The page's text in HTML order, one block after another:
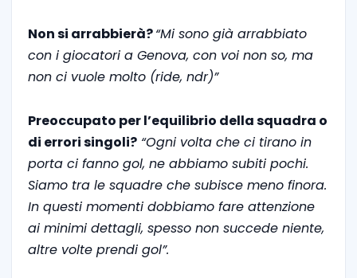
Non si arrabbierà?“Mi sono già arrabbiato
con i giocatori a Genova, con voi non so, ma
non ci vuole molto (ride, ndr)”
Preoccupato per l’equilibrio della squadra o
di errori singoli? “Ogni volta che ci tirano in
porta ci fanno gol, ne abbiamo subiti pochi.
Siamo tra le squadre che subisce meno finora.
In questi momenti dobbiamo fare attenzione
ai minimi dettagli, spesso non succede niente,
altre volte prendi gol”.